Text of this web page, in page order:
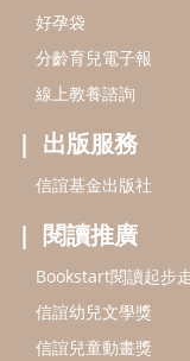
好孕袋
分齡育兒電子報
線上教養諮詢
出版服務
信誼基金出版社
閱讀推廣
Bookstart閱讀起步
信誼幼兒文學獎
信誼兒童動畫獎